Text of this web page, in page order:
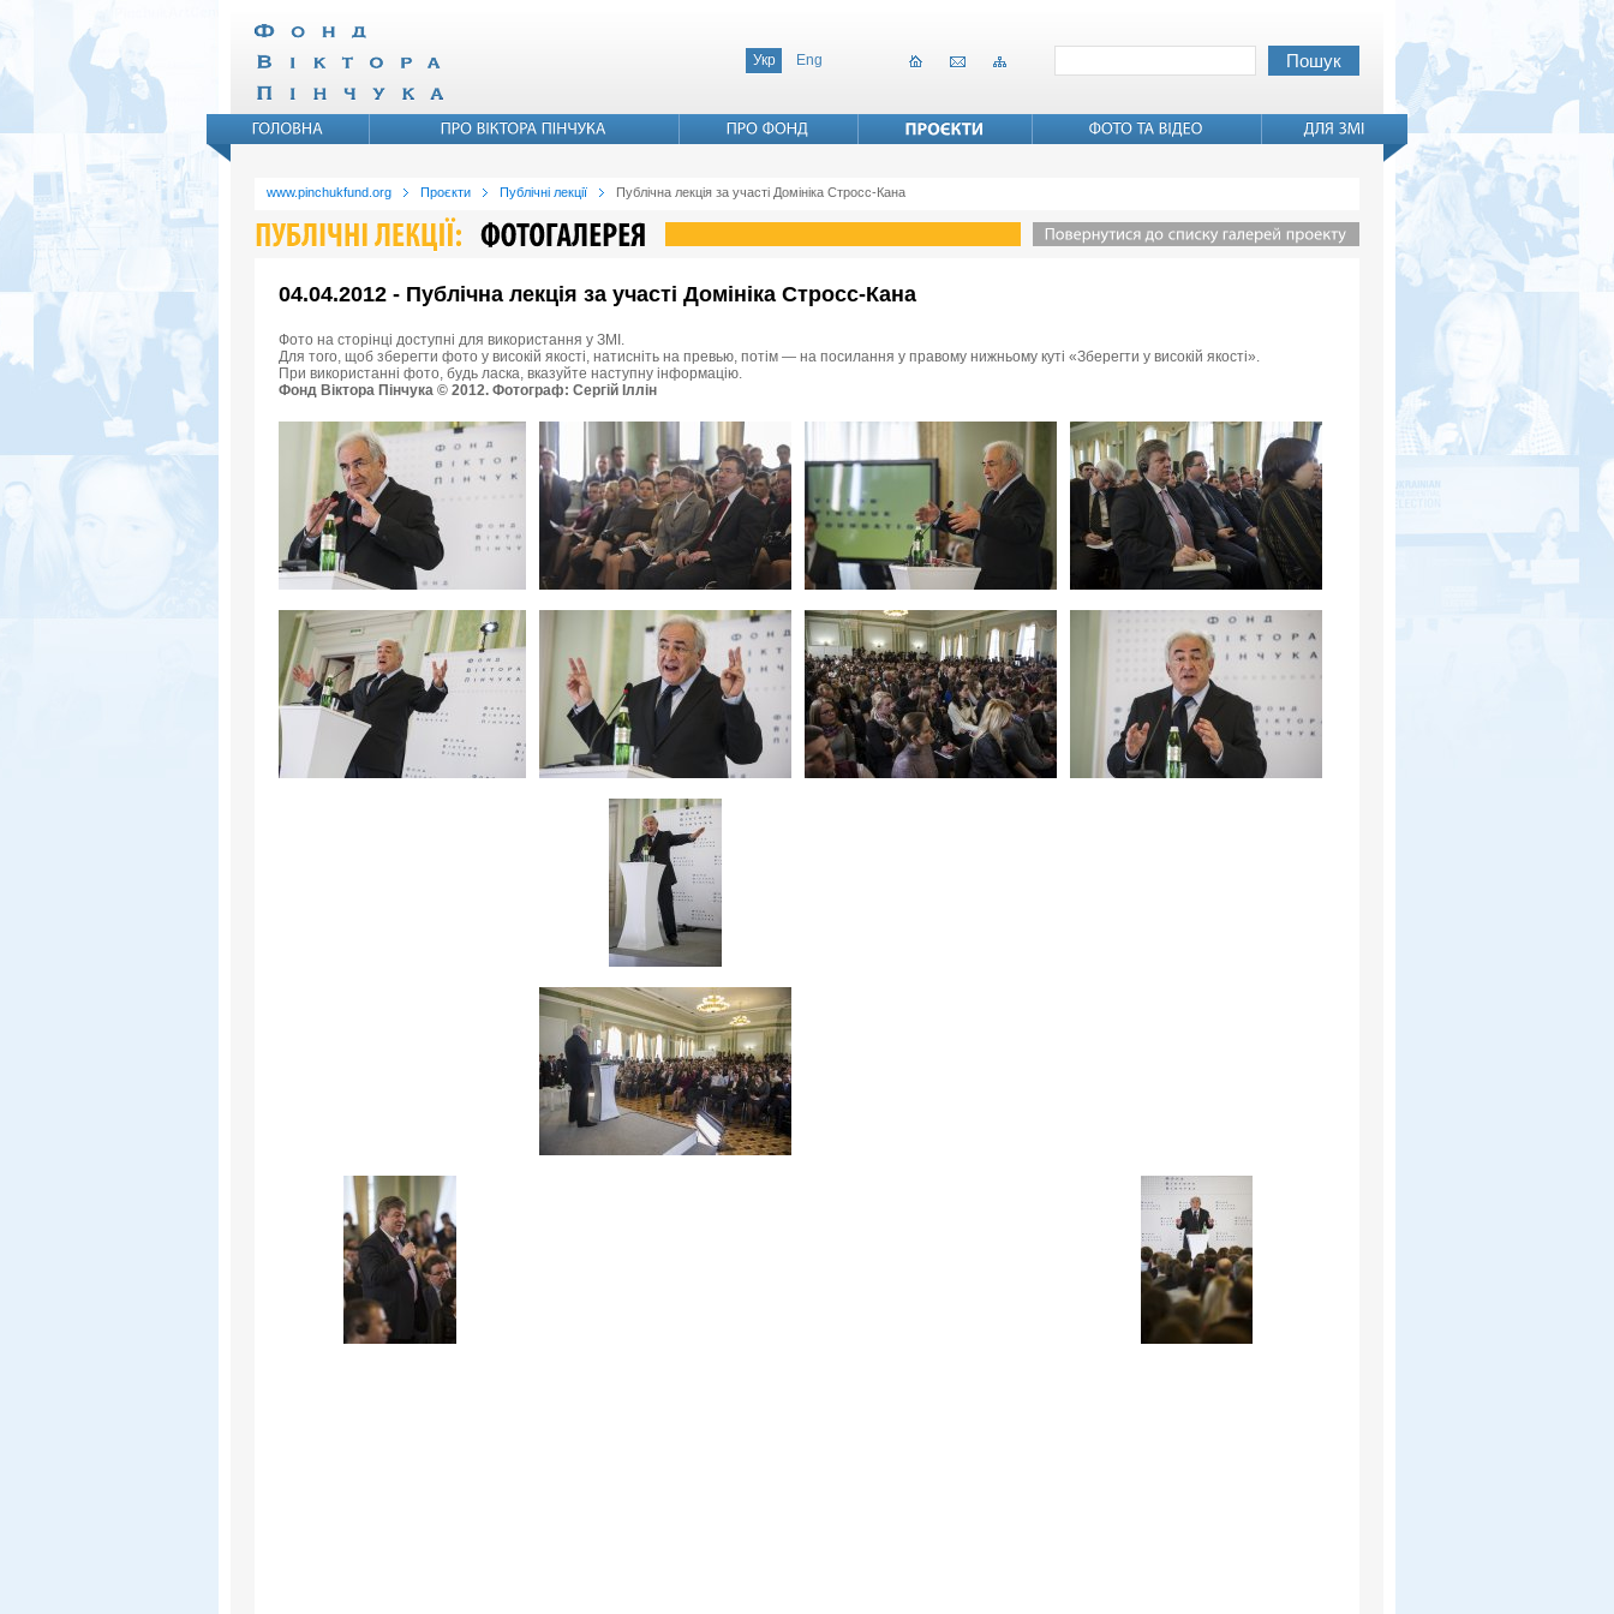
Укр Eng
www.pinchukfund.org Проєкти Публічні лекції Публічна лекція за участі Домініка Стросс-Кана
04.04.2012 - Публічна лекція за участі Домініка Стросс-Кана
Фото на сторінці доступні для використання у ЗМІ.
Для того, щоб зберегти фото у високій якості, натисніть на превью, потім — на посилання у правому нижньому куті «Зберегти у високій якості».
При використанні фото, будь ласка, вказуйте наступну інформацію.
Фонд Віктора Пінчука © 2012. Фотограф: Сергій Іллін